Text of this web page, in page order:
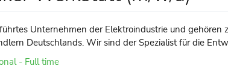
Unternehmen der Elektroindustrie und gehören
Deutschlands. Wir sind der Spezialist für die
- Full time